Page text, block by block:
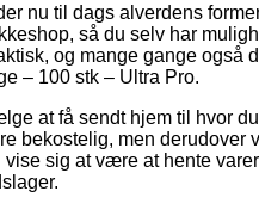
nu til dags alverdens
så du selv har
og mange gange også
– 100 stk – Ultra Pro.
at få sendt hjem til hvor
bekostelig, men derudover
sig at være at hente